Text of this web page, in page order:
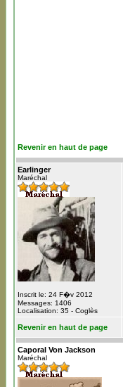
Revenir en haut de page
Earlinger
Maréchal
Inscrit le: 24 F�v 2012
Messages: 1406
Localisation: 35 - Coglès
Revenir en haut de page
Caporal Von Jackson
Maréchal